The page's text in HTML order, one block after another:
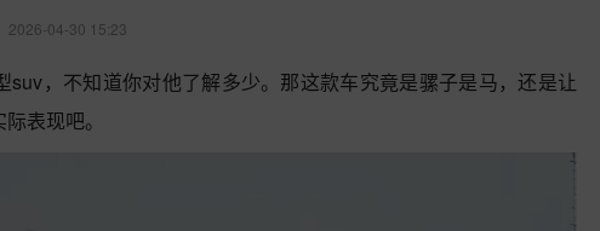
2026-04-30 15:23
suv，不知道你对他了解多少。那这款车究竟是骡子是马，还是让
表现吧。